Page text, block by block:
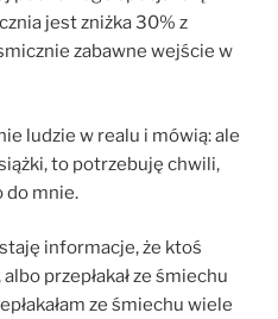
jest zniżka 30% z
zabawne wejście w
ludzie w realu i mówią: ale
to potrzebuję chwili,
do mnie.
informacje, że ktoś
przepłakał ze śmiechu
ze śmiechu wiele